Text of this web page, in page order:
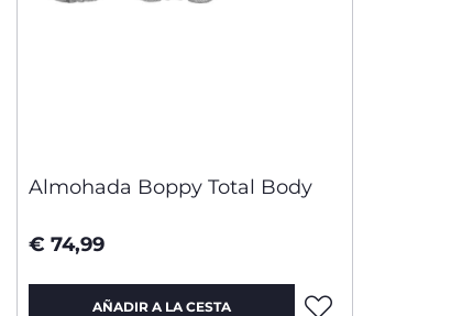
Almohada Boppy Total Body
€ 74,99
AÑADIR A LA CESTA